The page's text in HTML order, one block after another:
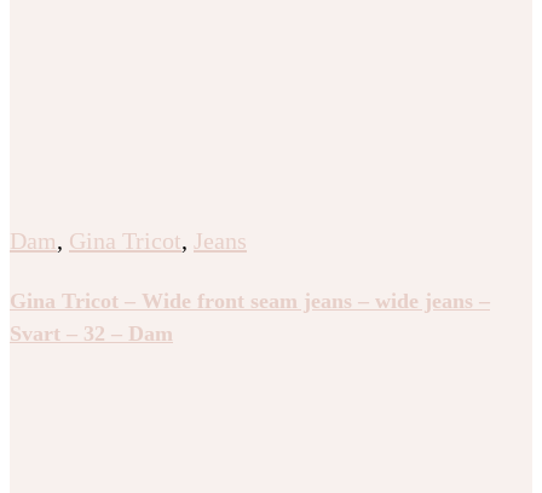
Dam, Gina Tricot, Jeans
Gina Tricot – Wide front seam jeans – wide jeans –
Svart – 32 – Dam